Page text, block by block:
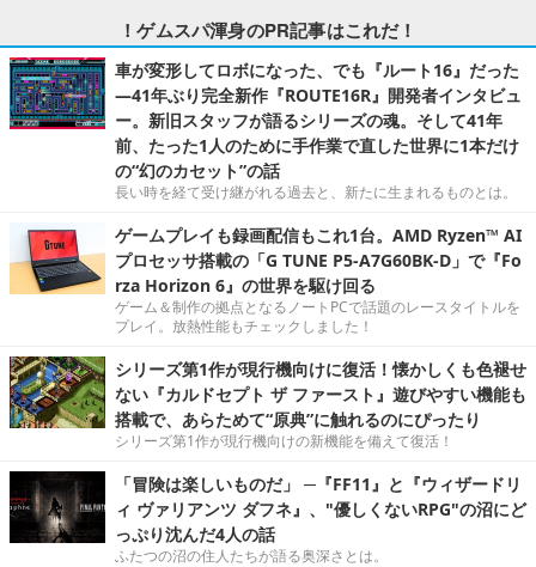
！ゲムスパ渾身のPR記事はこれだ！
車が変形してロボになった、でも『ルート16』だった
―41年ぶり完全新作『ROUTE16R』開発者インタビュ
ー。新旧スタッフが語るシリーズの魂。そして41年
前、たった1人のために手作業で直した世界に1本だけ
の“幻のカセット”の話
長い時を経て受け継がれる過去と、新たに生まれるものとは。
ゲームプレイも録画配信もこれ1台。AMD Ryzen™ AI
プロセッサ搭載の「G TUNE P5-A7G60BK-D」で『Fo
rza Horizon 6』の世界を駆け回る
ゲーム＆制作の拠点となるノートPCで話題のレースタイトルを
プレイ。放熱性能もチェックしました！
シリーズ第1作が現行機向けに復活！懐かしくも色褪せ
ない『カルドセプト ザ ファースト』遊びやすい機能も
搭載で、あらためて“原典”に触れるのにぴったり
シリーズ第1作が現行機向けの新機能を備えて復活！
「冒険は楽しいものだ」 ─『FF11』と『ウィザードリ
ィ ヴァリアンツ ダフネ』、"優しくないRPG"の沼にど
っぷり沈んだ4人の話
ふたつの沼の住人たちが語る奥深さとは。